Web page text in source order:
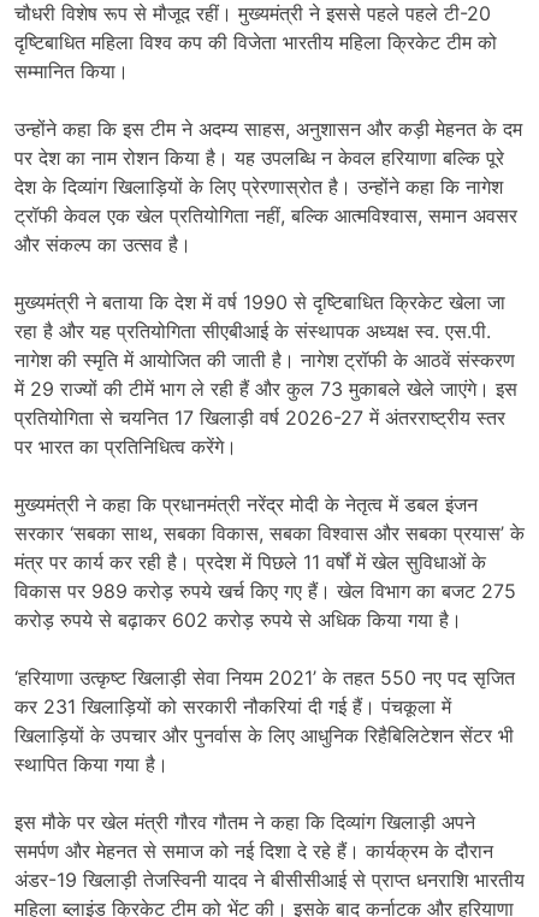
चौधरी विशेष रूप से मौजूद रहीं। मुख्यमंत्री ने इससे पहले पहले टी-20
दृष्टिबाधित महिला विश्व कप की विजेता भारतीय महिला क्रिकेट टीम को
सम्मानित किया।
उन्होंने कहा कि इस टीम ने अदम्य साहस, अनुशासन और कड़ी मेहनत के दम
पर देश का नाम रोशन किया है। यह उपलब्धि न केवल हरियाणा बल्कि पूरे
देश के दिव्यांग खिलाड़ियों के लिए प्रेरणास्रोत है। उन्होंने कहा कि नागेश
ट्रॉफी केवल एक खेल प्रतियोगिता नहीं, बल्कि आत्मविश्वास, समान अवसर
और संकल्प का उत्सव है।
मुख्यमंत्री ने बताया कि देश में वर्ष 1990 से दृष्टिबाधित क्रिकेट खेला जा
रहा है और यह प्रतियोगिता सीएबीआई के संस्थापक अध्यक्ष स्व. एस.पी.
नागेश की स्मृति में आयोजित की जाती है। नागेश ट्रॉफी के आठवें संस्करण
में 29 राज्यों की टीमें भाग ले रही हैं और कुल 73 मुकाबले खेले जाएंगे। इस
प्रतियोगिता से चयनित 17 खिलाड़ी वर्ष 2026-27 में अंतरराष्ट्रीय स्तर
पर भारत का प्रतिनिधित्व करेंगे।
मुख्यमंत्री ने कहा कि प्रधानमंत्री नरेंद्र मोदी के नेतृत्व में डबल इंजन
सरकार ‘सबका साथ, सबका विकास, सबका विश्वास और सबका प्रयास’ के
मंत्र पर कार्य कर रही है। प्रदेश में पिछले 11 वर्षों में खेल सुविधाओं के
विकास पर 989 करोड़ रुपये खर्च किए गए हैं। खेल विभाग का बजट 275
करोड़ रुपये से बढ़ाकर 602 करोड़ रुपये से अधिक किया गया है।
‘हरियाणा उत्कृष्ट खिलाड़ी सेवा नियम 2021’ के तहत 550 नए पद सृजित
कर 231 खिलाड़ियों को सरकारी नौकरियां दी गई हैं। पंचकूला में
खिलाड़ियों के उपचार और पुनर्वास के लिए आधुनिक रिहैबिलिटेशन सेंटर भी
स्थापित किया गया है।
इस मौके पर खेल मंत्री गौरव गौतम ने कहा कि दिव्यांग खिलाड़ी अपने
समर्पण और मेहनत से समाज को नई दिशा दे रहे हैं। कार्यक्रम के दौरान
अंडर-19 खिलाड़ी तेजस्विनी यादव ने बीसीसीआई से प्राप्त धनराशि भारतीय
महिला ब्लाइंड क्रिकेट टीम को भेंट की। इसके बाद कर्नाटक और हरियाणा